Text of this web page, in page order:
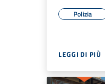
Polizia
LEGGI DI PIÙ